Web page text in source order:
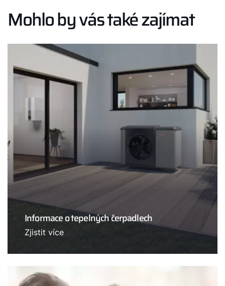
Mohlo by vás také zajímat
Informace o tepelných čerpadlech
Zjistit více